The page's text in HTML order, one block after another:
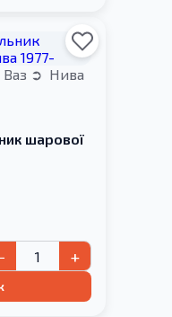
Ваз
Нива
шарової
+